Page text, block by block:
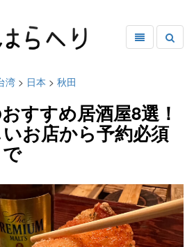
湾 > 日本 > 秋田
すすめ居酒屋8選！
お店から予約必須